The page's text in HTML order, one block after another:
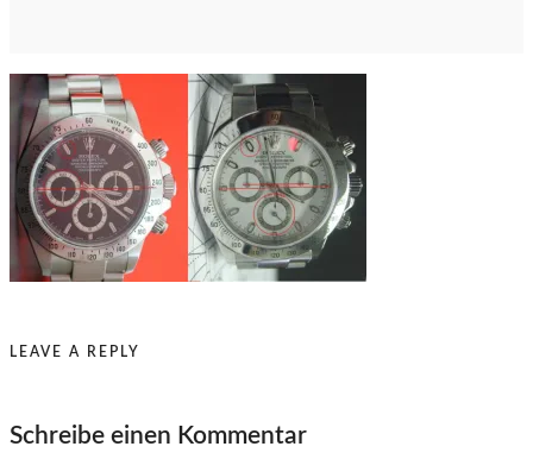
LEAVE A REPLY
Schreibe einen Kommentar